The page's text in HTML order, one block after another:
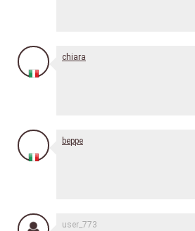
chiara
beppe
user_773